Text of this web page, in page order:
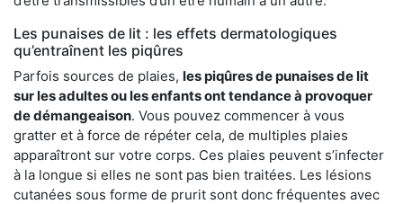
Les punaises de lit : les effets dermatologiques
qu’entraînent les piqûres
Parfois sources de plaies, les piqûres de punaises de lit
sur les adultes ou les enfants ont tendance à provoquer
de démangeaison. Vous pouvez commencer à vous
gratter et à force de répéter cela, de multiples plaies
apparaîtront sur votre corps. Ces plaies peuvent s’infecter
à la longue si elles ne sont pas bien traitées. Les lésions
cutanées sous forme de prurit sont donc fréquentes avec